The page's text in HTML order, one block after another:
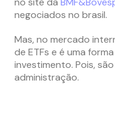
negociados no brasil.
Mas, no mercado
de ETFs e é uma
investimento. Pois,
administração.